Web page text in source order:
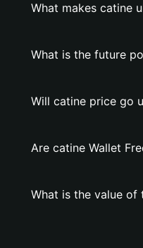
What makes catine
What is the future
Will catine price go
Are catine Wallet
What is the value of